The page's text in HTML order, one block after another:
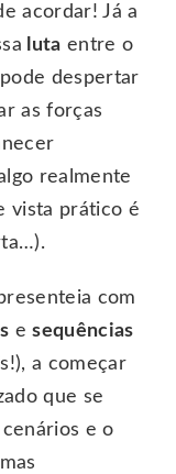
acordar! Já a
luta entre o
despertar
as forças
realmente
vista prático é
com
esequências
a começar
que se
e o